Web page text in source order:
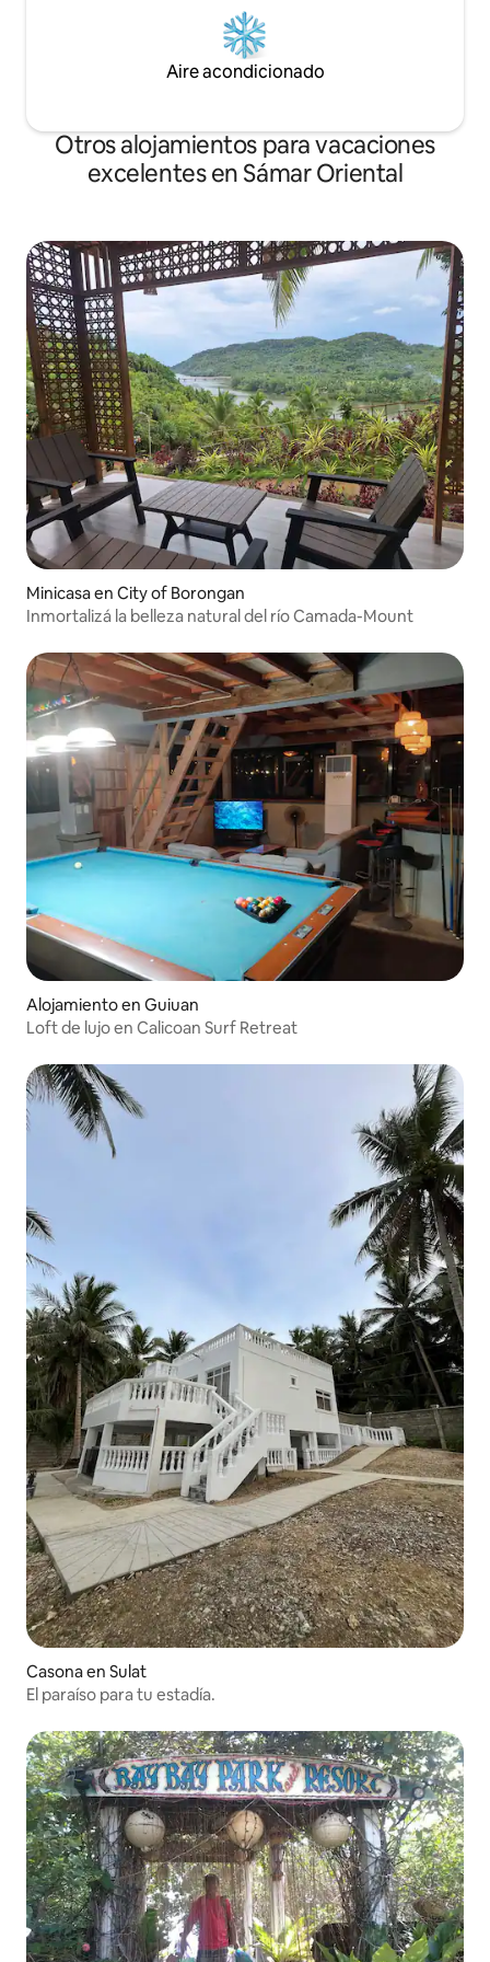
Aire acondicionado
Otros alojamientos para vacaciones
excelentes en Sámar Oriental
Minicasa en City of Borongan
Inmortalizá la belleza natural del río Camada-Mount
Alojamiento en Guiuan
Loft de lujo en Calicoan Surf Retreat
Casona en Sulat
El paraíso para tu estadía.